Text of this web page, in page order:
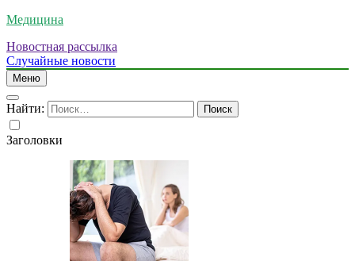
Медицина
Новостная рассылка
Случайные новости
Меню
Найти:
Заголовки